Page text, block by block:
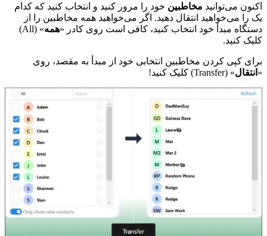
اکنون می‌توانید مخاطبین خود را مرور کنید و انتخاب کنید که کدام
یک را می‌خواهید انتقال دهید. اگر می‌خواهید همه مخاطبین را از
دستگاه مبدأ خود انتخاب کنید، کافی است روی کادر «همه
» (All)
کلیک کنید.
برای کپی کردن مخاطبین انتخابی خود از مبدأ به مقصد، روی
« انتقال» (Transfer) کلیک کنید!